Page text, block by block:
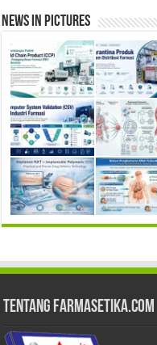
News in Pictures
Tentang Farmasetika.com